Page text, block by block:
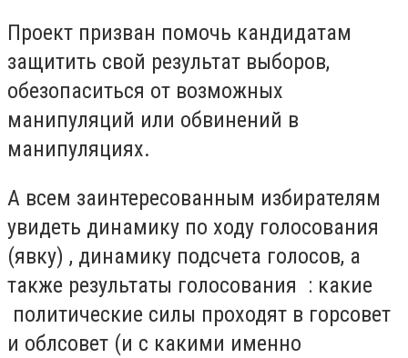
Проект призван помочь кандидатам
защитить свой результат выборов,
обезопаситься от возможных
манипуляций или обвинений в
манипуляциях.
А всем заинтересованным избирателям
увидеть динамику по ходу голосования
(явку) , динамику подсчета голосов, а
также результаты голосования : какие
политические силы проходят в горсовет
и облсовет (и с какими именно